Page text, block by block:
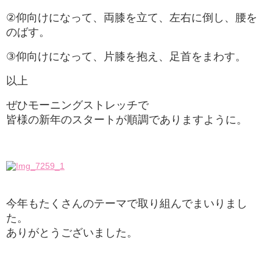
②仰向けになって、両膝を立て、左右に倒し、腰を
のばす。
③仰向けになって、片膝を抱え、足首をまわす。
以上
ぜひモーニングストレッチで
皆様の新年のスタートが順調でありますように。
今年もたくさんのテーマで取り組んでまいりまし
た。
ありがとうございました。